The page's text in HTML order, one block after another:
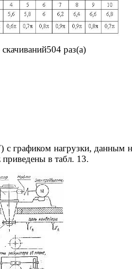
скачиваний504 раз(а)
графиком нагрузки, данным
приведены в табл. 13.